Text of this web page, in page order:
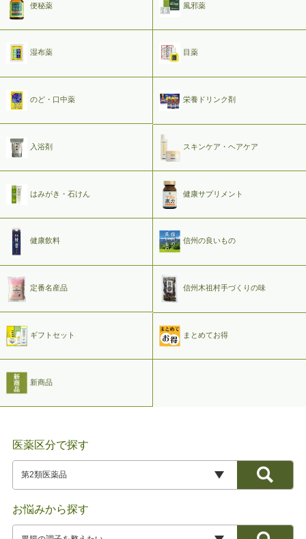
便秘薬 風邪薬
湿布薬 目薬
のど・口中薬 栄養ドリンク剤
入浴剤 スキンケア・ヘアケア
はみがき・石けん 健康サプリメント
健康飲料 信州の良いもの
定番名産品 信州木祖村手づくりの味
ギフトセット まとめてお得
新商品
医薬区分で探す
お悩みから探す